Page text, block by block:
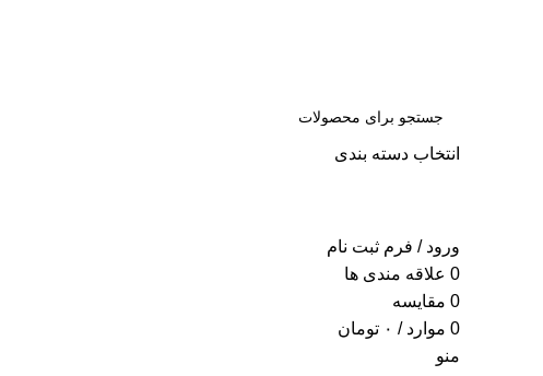
انتخاب دسته بندی
ورود / فرم ثبت نام
0 علاقه مندی ها
0 مقایسه
0 موارد / ۰ تومان
منو